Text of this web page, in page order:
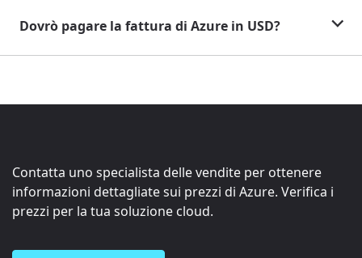
Dovrò pagare la fattura di Azure in USD?
Contatta uno specialista delle vendite per ottenere
informazioni dettagliate sui prezzi di Azure. Verifica i
prezzi per la tua soluzione cloud.